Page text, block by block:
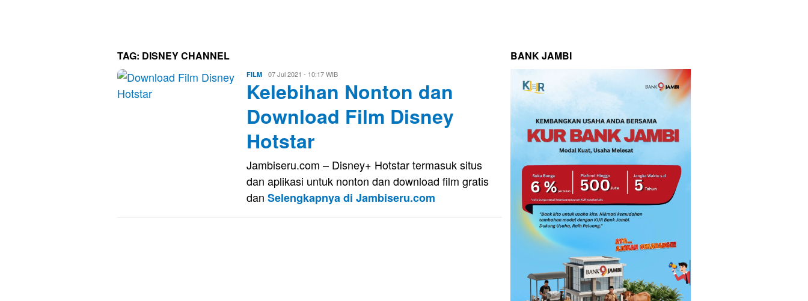
TAG: DISNEY CHANNEL
FILM Eri
Saputra
07 Jul 2021 - 10:17 WIB
Kelebihan Nonton dan
Download Film Disney
Hotstar
Jambiseru.com – Disney+ Hotstar termasuk situs
dan aplikasi untuk nonton dan download film gratis
dan Selengkapnya di Jambiseru.com
BANK JAMBI